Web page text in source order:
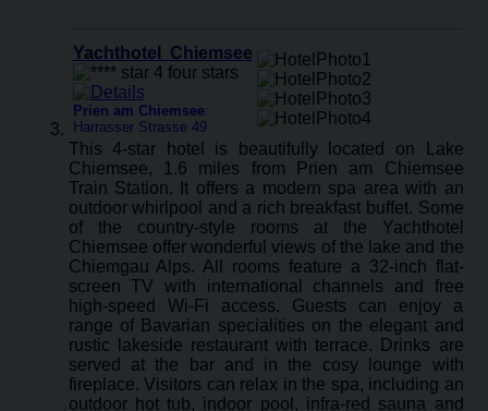
Yachthotel Chiemsee
Prien am Chiemsee:
Harrasser Strasse 49
This 4-star hotel is beautifully located on Lake
Chiemsee, 1.6 miles from Prien am Chiemsee‎
Train Station. It offers a modern spa area with an
outdoor whirlpool and a rich breakfast buffet. Some
of the country-style rooms at the Yachthotel
Chiemsee offer wonderful views of the lake and the
Chiemgau Alps. All rooms feature a 32-inch flat-
screen TV with international channels and free
high-speed Wi-Fi access. Guests can enjoy a
range of Bavarian specialities on the elegant and
rustic lakeside restaurant with terrace. Drinks are
served at the bar and in the cosy lounge with
fireplace. Visitors can relax in the spa, including an
outdoor hot tub, indoor pool, infra-red sauna and